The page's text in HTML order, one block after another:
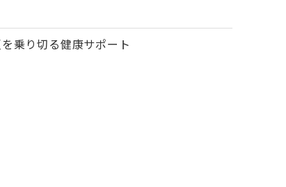
乗り切る健康サポート